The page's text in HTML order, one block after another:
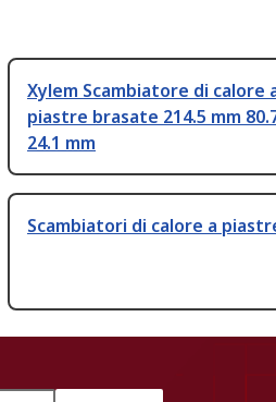
Xylem Scambiatore di calore
piastre brasate 214.5 mm
24.1 mm
Scambiatori di calore a